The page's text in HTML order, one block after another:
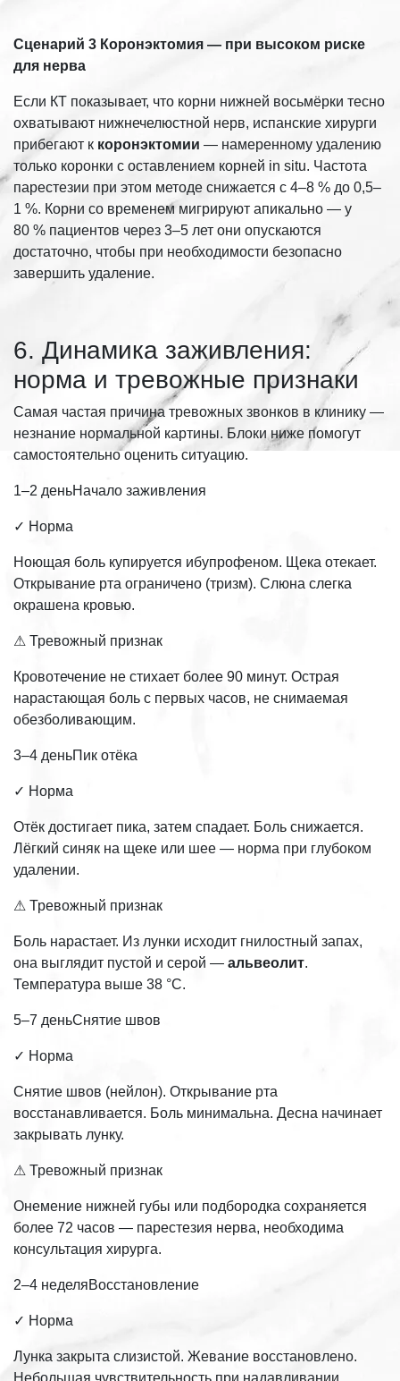
Сценарий 3 Коронэктомия — при высоком риске
для нерва
Если КТ показывает, что корни нижней восьмёрки тесно
охватывают нижнечелюстной нерв, испанские хирурги
прибегают к коронэктомии — намеренному удалению
только коронки с оставлением корней in situ. Частота
парестезии при этом методе снижается с 4–8 % до 0,5–
1 %. Корни со временем мигрируют апикально — у
80 % пациентов через 3–5 лет они опускаются
достаточно, чтобы при необходимости безопасно
завершить удаление.
6. Динамика заживления:
норма и тревожные признаки
Самая частая причина тревожных звонков в клинику —
незнание нормальной картины. Блоки ниже помогут
самостоятельно оценить ситуацию.
1–2 деньНачало заживления
✓ Норма
Ноющая боль купируется ибупрофеном. Щека отекает.
Открывание рта ограничено (тризм). Слюна слегка
окрашена кровью.
⚠ Тревожный признак
Кровотечение не стихает более 90 минут. Острая
нарастающая боль с первых часов, не снимаемая
обезболивающим.
3–4 деньПик отёка
✓ Норма
Отёк достигает пика, затем спадает. Боль снижается.
Лёгкий синяк на щеке или шее — норма при глубоком
удалении.
⚠ Тревожный признак
Боль нарастает. Из лунки исходит гнилостный запах,
она выглядит пустой и серой — альвеолит.
Температура выше 38 °С.
5–7 деньСнятие швов
✓ Норма
Снятие швов (нейлон). Открывание рта
восстанавливается. Боль минимальна. Десна начинает
закрывать лунку.
⚠ Тревожный признак
Онемение нижней губы или подбородка сохраняется
более 72 часов — парестезия нерва, необходима
консультация хирурга.
2–4 неделяВосстановление
✓ Норма
Лунка закрыта слизистой. Жевание восстановлено.